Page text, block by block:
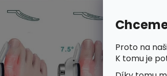
Proto na
K tomu je